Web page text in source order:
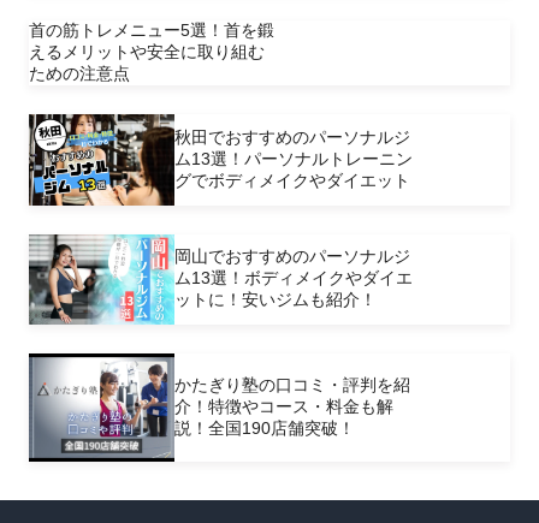
首の筋トレメニュー5選！首を鍛
えるメリットや安全に取り組む
ための注意点
秋田でおすすめのパーソナルジ
ム13選！パーソナルトレーニン
グでボディメイクやダイエット
岡山でおすすめのパーソナルジ
ム13選！ボディメイクやダイエ
ットに！安いジムも紹介！
かたぎり塾の口コミ・評判を紹
介！特徴やコース・料金も解
説！全国190店舗突破！